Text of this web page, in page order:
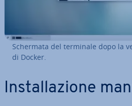
Schermata del terminale dopo la
di Docker.
In­stal­la­zio­ne